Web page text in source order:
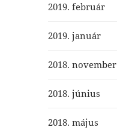
2019. február
2019. január
2018. november
2018. június
2018. május